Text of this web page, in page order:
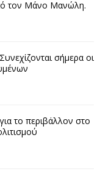
τον Μάνο Μανώλη.
σήμερα οι
το περιβάλλον στο